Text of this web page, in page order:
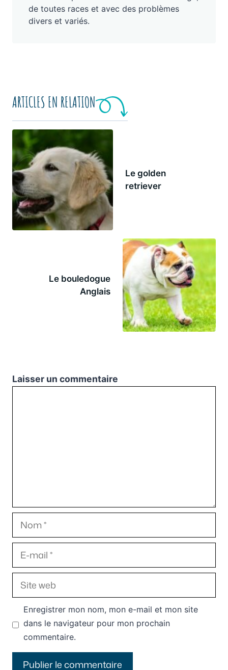
de toutes races et avec des problèmes
divers et variés.
ARTICLES EN RELATION
Le golden
retriever
Le bouledogue
Anglais
Laisser un commentaire
Nom
E-
mail
Site
web
Enregistrer mon nom, mon e-mail et mon site
dans le navigateur pour mon prochain
commentaire.